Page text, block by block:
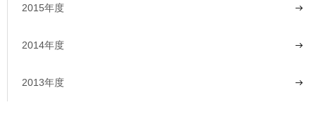
2015年度
2014年度
2013年度